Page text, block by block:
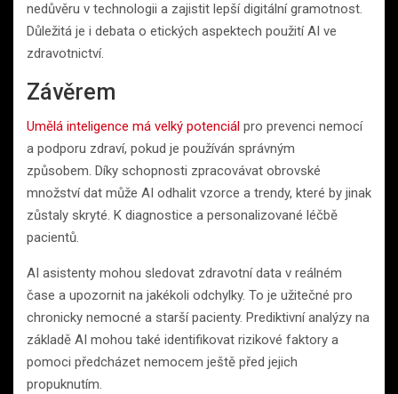
nedůvěru v technologii a zajistit lepší digitální gramotnost.
Důležitá je i debata o etických aspektech použití AI ve
zdravotnictví.
Závěrem
Umělá inteligence má velký potenciál pro prevenci nemocí
a podporu zdraví, pokud je používán správným
způsobem. Díky schopnosti zpracovávat obrovské
množství dat může AI odhalit vzorce a trendy, které by jinak
zůstaly skryté. K diagnostice a personalizované léčbě
pacientů.
AI asistenty mohou sledovat zdravotní data v reálném
čase a upozornit na jakékoli odchylky. To je užitečné pro
chronicky nemocné a starší pacienty. Prediktivní analýzy na
základě AI mohou také identifikovat rizikové faktory a
pomoci předcházet nemocem ještě před jejich
propuknutím.